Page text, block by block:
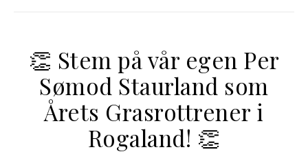
👏 Stem på vår egen Per
Sømod Staurland som
Årets Grasrottrener i
Rogaland! 👏